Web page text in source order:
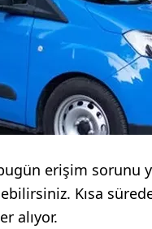
erişim sorunu
Kısa
alıyor.